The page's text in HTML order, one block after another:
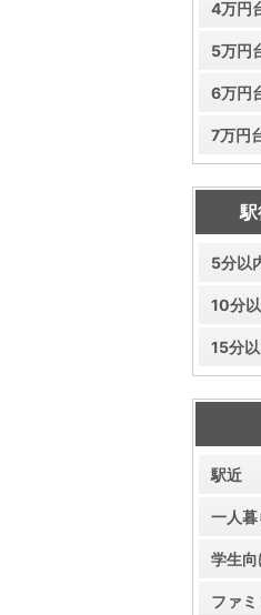
4万円
5万円
6万円
7万円
5分以
10分
15分
駅近
一人
学生向
ファ